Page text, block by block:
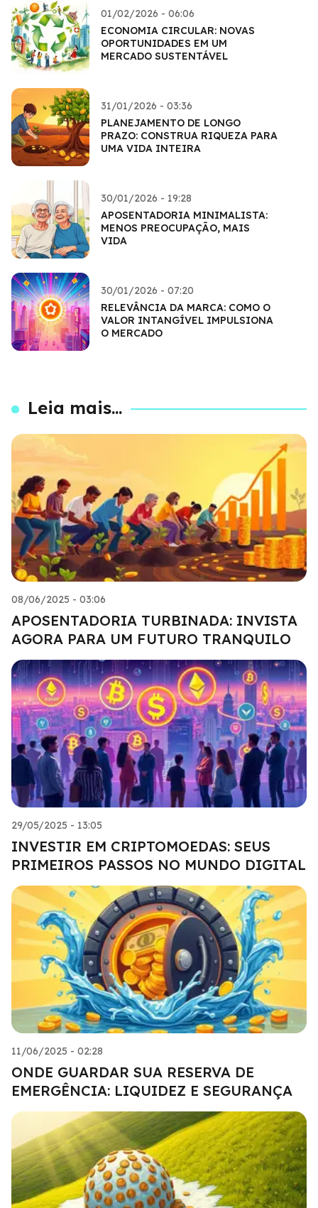
01/02/2026 - 06:06
ECONOMIA CIRCULAR: NOVAS
OPORTUNIDADES EM UM
MERCADO SUSTENTÁVEL
31/01/2026 - 03:36
PLANEJAMENTO DE LONGO
PRAZO: CONSTRUA RIQUEZA PARA
UMA VIDA INTEIRA
30/01/2026 - 19:28
APOSENTADORIA MINIMALISTA:
MENOS PREOCUPAÇÃO, MAIS
VIDA
30/01/2026 - 07:20
RELEVÂNCIA DA MARCA: COMO O
VALOR INTANGÍVEL IMPULSIONA
O MERCADO
Leia mais...
08/06/2025 - 03:06
APOSENTADORIA TURBINADA: INVISTA
AGORA PARA UM FUTURO TRANQUILO
29/05/2025 - 13:05
INVESTIR EM CRIPTOMOEDAS: SEUS
PRIMEIROS PASSOS NO MUNDO DIGITAL
11/06/2025 - 02:28
ONDE GUARDAR SUA RESERVA DE
EMERGÊNCIA: LIQUIDEZ E SEGURANÇA